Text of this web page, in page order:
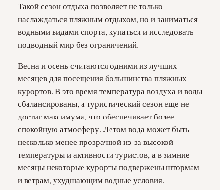
Такой сезон отдыха позволяет не только
наслаждаться пляжным отдыхом, но и заниматься
водными видами спорта, купаться и исследовать
подводный мир без ограничений.
Весна и осень считаются одними из лучших
месяцев для посещения большинства пляжных
курортов. В это время температура воздуха и воды
сбалансированы, а туристический сезон еще не
достиг максимума, что обеспечивает более
спокойную атмосферу. Летом вода может быть
несколько менее прозрачной из-за высокой
температуры и активности туристов, а в зимние
месяцы некоторые курорты подвержены штормам
и ветрам, ухудшающим водные условия.